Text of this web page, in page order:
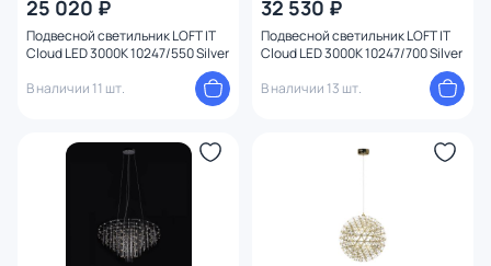
25 020 ₽
Подвесной светильник LOFT IT
Cloud LED 3000K 10247/550 Silver
В наличии 11 шт.
32 530 ₽
Подвесной светильник LOFT IT
Cloud LED 3000K 10247/700 Silver
В наличии 13 шт.